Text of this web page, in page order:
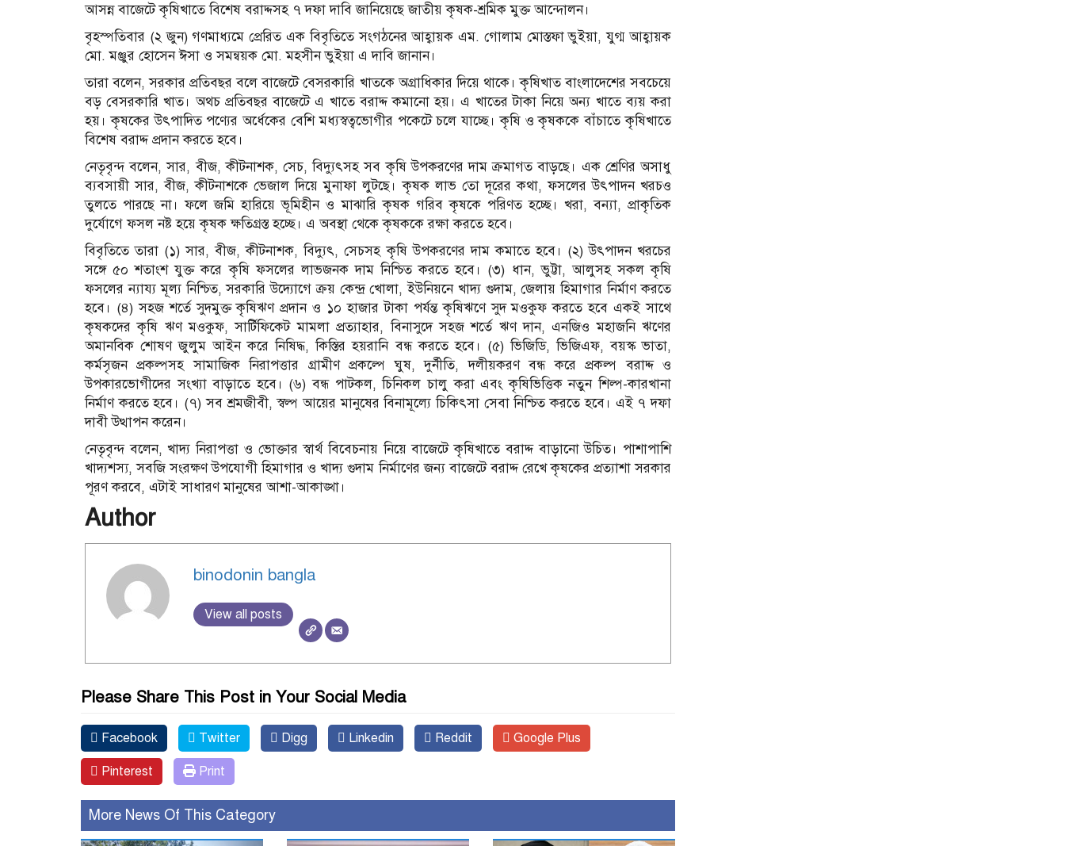
আসন্ন বাজেটে কৃষিখাতে বিশেষ বরাদ্দসহ ৭ দফা দাবি জানিয়েছে জাতীয় কৃষক-শ্রমিক মুক্ত আন্দোলন।
বৃহস্পতিবার (২ জুন) গণমাধ্যমে প্রেরিত এক বিবৃতিতে সংগঠনের আহ্বায়ক এম. গোলাম মোস্তফা ভুইয়া, যুগ্ম আহ্বায়ক
মো. মঞ্জুর হোসেন ঈসা ও সমন্বয়ক মো. মহসীন ভুইয়া এ দাবি জানান।
তারা বলেন, সরকার প্রতিবছর বলে বাজেটে বেসরকারি খাতকে অগ্রাধিকার দিয়ে থাকে। কৃষিখাত বাংলাদেশের সবচেয়ে
বড় বেসরকারি খাত। অথচ প্রতিবছর বাজেটে এ খাতে বরাদ্দ কমানো হয়। এ খাতের টাকা নিয়ে অন্য খাতে ব্যয় করা
হয়। কৃষকের উৎপাদিত পণ্যের অর্ধেকের বেশি মধ্যস্বত্বভোগীর পকেটে চলে যাচ্ছে। কৃষি ও কৃষককে বাঁচাতে কৃষিখাতে
বিশেষ বরাদ্দ প্রদান করতে হবে।
নেতৃবৃন্দ বলেন, সার, বীজ, কীটনাশক, সেচ, বিদ্যুৎসহ সব কৃষি উপকরণের দাম ক্রমাগত বাড়ছে। এক শ্রেণির অসাধু
ব্যবসায়ী সার, বীজ, কীটনাশকে ভেজাল দিয়ে মুনাফা লুটছে। কৃষক লাভ তো দূরের কথা, ফসলের উৎপাদন খরচও
তুলতে পারছে না। ফলে জমি হারিয়ে ভূমিহীন ও মাঝারি কৃষক গরিব কৃষকে পরিণত হচ্ছে। খরা, বন্যা, প্রাকৃতিক
দুর্যোগে ফসল নষ্ট হয়ে কৃষক ক্ষতিগ্রস্ত হচ্ছে। এ অবস্থা থেকে কৃষককে রক্ষা করতে হবে।
বিবৃতিতে তারা (১) সার, বীজ, কীটনাশক, বিদ্যুৎ, সেচসহ কৃষি উপকরণের দাম কমাতে হবে। (২) উৎপাদন খরচের
সঙ্গে ৫০ শতাংশ যুক্ত করে কৃষি ফসলের লাভজনক দাম নিশ্চিত করতে হবে। (৩) ধান, ভুট্টা, আলুসহ সকল কৃষি
ফসলের ন্যায্য মূল্য নিশ্চিত, সরকারি উদ্যোগে ক্রয় কেন্দ্র খোলা, ইউনিয়নে খাদ্য গুদাম, জেলায় হিমাগার নির্মাণ করতে
হবে। (৪) সহজ শর্তে সুদমুক্ত কৃষিঋণ প্রদান ও ১০ হাজার টাকা পর্যন্ত কৃষিঋণে সুদ মওকুফ করতে হবে একই সাথে
কৃষকদের কৃষি ঋণ মওকুফ, সার্টিফিকেট মামলা প্রত্যাহার, বিনাসুদে সহজ শর্তে ঋণ দান, এনজিও মহাজনি ঋণের
অমানবিক শোষণ জুলুম আইন করে নিষিদ্ধ, কিস্তির হয়রানি বন্ধ করতে হবে। (৫) ভিজিডি, ভিজিএফ, বয়স্ক ভাতা,
কর্মসৃজন প্রকল্পসহ সামাজিক নিরাপত্তার গ্রামীণ প্রকল্পে ঘুষ, দুর্নীতি, দলীয়করণ বন্ধ করে প্রকল্প বরাদ্দ ও
উপকারভোগীদের সংখ্যা বাড়াতে হবে। (৬) বন্ধ পাটকল, চিনিকল চালু করা এবং কৃষিভিত্তিক নতুন শিল্প-কারখানা
নির্মাণ করতে হবে। (৭) সব শ্রমজীবী, স্বল্প আয়ের মানুষের বিনামূল্যে চিকিৎসা সেবা নিশ্চিত করতে হবে। এই ৭ দফা
দাবী উত্থাপন করেন।
নেতৃবৃন্দ বলেন, খাদ্য নিরাপত্তা ও ভোক্তার স্বার্থ বিবেচনায় নিয়ে বাজেটে কৃষিখাতে বরাদ্দ বাড়ানো উচিত। পাশাপাশি
খাদ্যশস্য, সবজি সংরক্ষণ উপযোগী হিমাগার ও খাদ্য গুদাম নির্মাণের জন্য বাজেটে বরাদ্দ রেখে কৃষকের প্রত্যাশা সরকার
পূরণ করবে, এটাই সাধারণ মানুষের আশা-আকাঙ্খা।
Author
binodonin bangla
View all posts
Please Share This Post in Your Social Media
Facebook Twitter Digg Linkedin Reddit Google Plus
Pinterest Print
More News Of This Category